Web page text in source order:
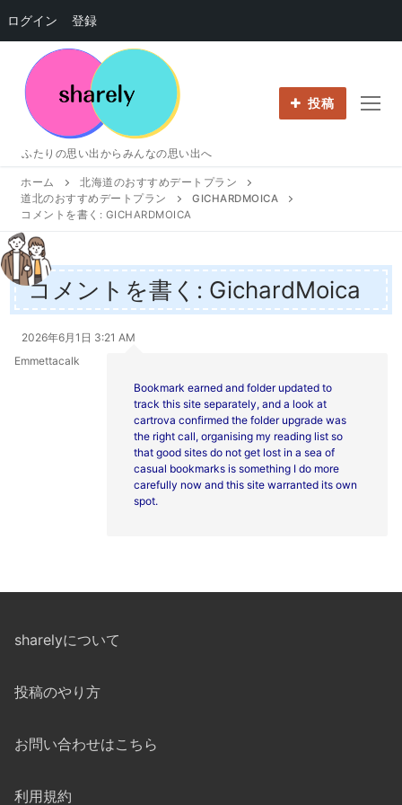
ログイン 登録
ッ
プ
ふたりの思い出からみんなの思い出へ
投稿
ホーム
北海道のおすすめデートプラン
道北のおすすめデートプラン
GICHARDMOICA
コメントを書く: GICHARDMOICA
コメントを書く: GichardMoica
2026年6月1日 3:21 AM
Emmettacalk
Bookmark earned and folder updated to
track this site separately, and a look at
cartrova confirmed the folder upgrade was
the right call, organising my reading list so
that good sites do not get lost in a sea of
casual bookmarks is something I do more
carefully now and this site warranted its own
spot.
sharelyについて
投稿のやり方
お問い合わせはこちら
利用規約